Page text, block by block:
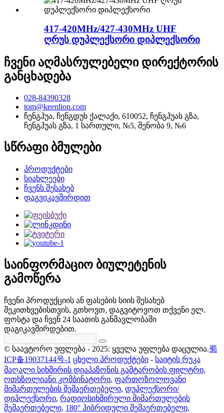
417-420MHz/427-430MHz UHF
ღრუს დუპლექსორი დიპლექსორი
ჩვენი აღმასრულებელი დირექტორის
განცხადება
028-84390328
tom@keenlion.com
ჩენგჰუა, ჩენგდუს ქალაქი, 610052, ჩენგჰუას გზა,
ჩენგჰუას გზა, 1 სართული, №5, შენობა 9, №6
სწრაფი ბმულები
პროდუქტები
სიახლეები
ჩვენს შესახებ
დაგვიკავშირდით
საინფორმაციო ბიულეტენის
გამოწერა
ჩვენი პროდუქციის ან ფასების სიის შესახებ
შეკითხვებისთვის, გთხოვთ, დაგვიტოვოთ თქვენი ელ.
ფოსტა და ჩვენ 24 საათის განმავლობაში
დაგიკავშირდებით.
© საავტორო უფლება - 2025: ყველა უფლება დაცულია.蜀
ICP备19037144号-1 ცხელი პროდუქტები - საიტის რუკა
მაღალი სიხშირის დიაპაზონის გამტარობის ფილტრი,
ოთხზოლიანი კომბინატორი, ფართოზოლოვანი
მიმართულების შემაერთებელი, დუპლექსორი/
დიპლექსორი, რადიოსიხშირული მიმართულების
შემაერთებელი, 180° ჰიბრიდული შემაერთებელი,